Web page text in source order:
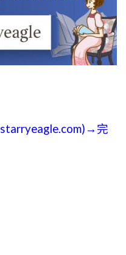
starryeagle.com)→完